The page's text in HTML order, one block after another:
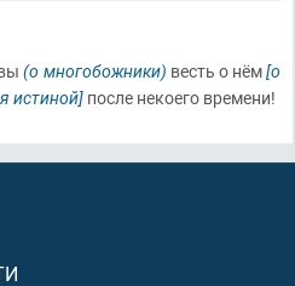
вы(о многобожники) весть о нём[о
истиной] после некоего времени!